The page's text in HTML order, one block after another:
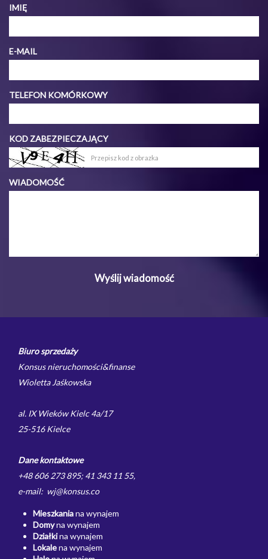
IMIĘ
E-MAIL
TELEFON KOMÓRKOWY
KOD ZABEZPIECZAJĄCY
WIADOMOŚĆ
Biuro sprzedaży
Konsus nieruchomości&finanse
Wioletta Jaśkowska
al. IX Wieków Kielc 4a/17
25-516 Kielce
Dane kontaktowe
+48 606 273 895; 41 343 11 55,
e-mail: wj@konsus.co
Mieszkaniana wynajem
Domyna wynajem
Działkina wynajem
Lokalena wynajem